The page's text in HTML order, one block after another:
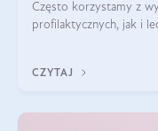
Często korzystamy z
profilaktycznych, jak i
CZYTAJ